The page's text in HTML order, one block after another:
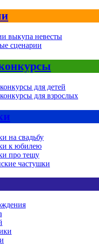
выкупа невесты
сценарии
для детей
для взрослых
на свадьбу
к юбилею
про тещу
частушки